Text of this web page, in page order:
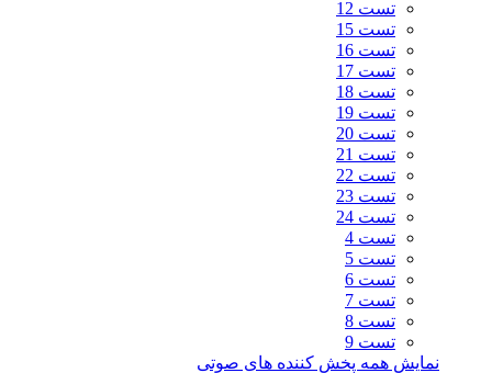
تست 12
تست 15
تست 16
تست 17
تست 18
تست 19
تست 20
تست 21
تست 22
تست 23
تست 24
تست 4
تست 5
تست 6
تست 7
تست 8
تست 9
نمایش همه پخش کننده های صوتی